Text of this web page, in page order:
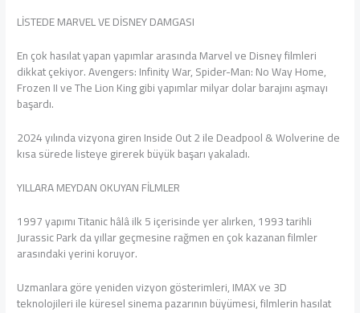
LİSTEDE MARVEL VE DİSNEY DAMGASI
En çok hasılat yapan yapımlar arasında Marvel ve Disney filmleri
dikkat çekiyor. Avengers: Infinity War, Spider-Man: No Way Home,
Frozen II ve The Lion King gibi yapımlar milyar dolar barajını aşmayı
başardı.
2024 yılında vizyona giren Inside Out 2 ile Deadpool & Wolverine de
kısa sürede listeye girerek büyük başarı yakaladı.
YILLARA MEYDAN OKUYAN FİLMLER
1997 yapımı Titanic hâlâ ilk 5 içerisinde yer alırken, 1993 tarihli
Jurassic Park da yıllar geçmesine rağmen en çok kazanan filmler
arasındaki yerini koruyor.
Uzmanlara göre yeniden vizyon gösterimleri, IMAX ve 3D
teknolojileri ile küresel sinema pazarının büyümesi, filmlerin hasılat